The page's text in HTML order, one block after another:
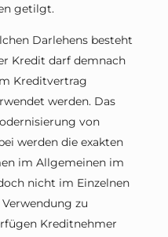
getilgt.
Darlehens besteht
Kredit darf demnach
Kreditvertrag
werden. Das
von
werden die exakten
im Allgemeinen im
nicht im Einzelnen
zu
Kreditnehmer